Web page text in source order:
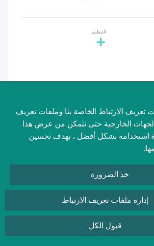
التنظيم
+
0.01
تعريف الارتباط الخاصة بنا وملفات تعريف
الخارجية حتى نتمكن من عرض هذا
استخدامه بشكل أفضل ، بهدف تحسين
خذ الضرورة
إدارة ملفات تعريف الارتباط
قبول الكل